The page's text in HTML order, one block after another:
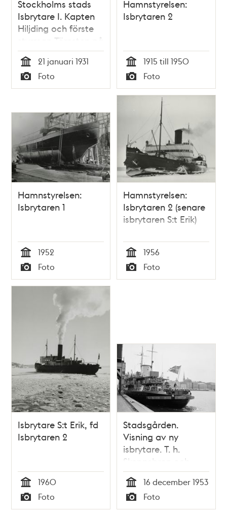
Stockholms stads
Isbrytare I. Kapten
Hiljding och förste
styrman Törnsten på
däck
Tid
21 januari 1931
Typ
Foto
Hamnstyrelsen:
Isbrytaren 2
Tid
1915 till 1950
Typ
Foto
Hamnstyrelsen:
Isbrytaren 1
Tid
1952
Typ
Foto
Hamnstyrelsen:
Isbrytaren 2 (senare
isbrytaren S:t Erik)
Tid
1956
Typ
Foto
Isbrytare S:t Erik, fd
Isbrytaren 2
Tid
1960
Typ
Foto
Stadsgården.
Visning av ny
isbrytare. T. h.
Skeppsbron och
Tyska kyrkans
kyrktorn
Tid
16 december 1953
Typ
Foto